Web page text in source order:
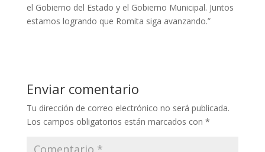
el Gobierno del Estado y el Gobierno Municipal. Juntos
estamos logrando que Romita siga avanzando.”
Enviar comentario
Tu dirección de correo electrónico no será publicada.
Los campos obligatorios están marcados con *